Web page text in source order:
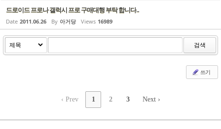
드로이드 프로나 갤럭시 프로 구매대행 부탁 합니다..
Date 2011.06.26 By 아거당 Views 16989
검색
쓰기
‹ Prev 1 2 3 Next ›